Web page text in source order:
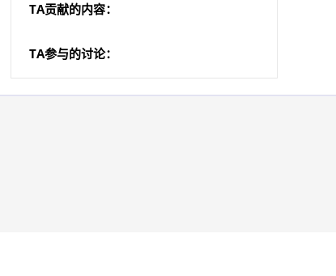
TA贡献的内容：
TA参与的讨论：